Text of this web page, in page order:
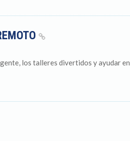
los talleres divertidos y ayudar en